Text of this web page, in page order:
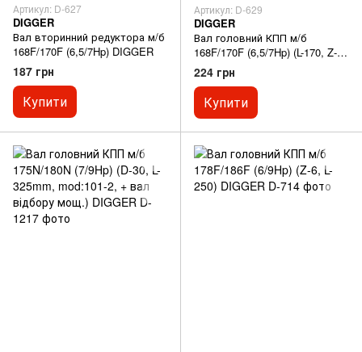
Артикул: D-627
DIGGER
Вал вторинний редуктора м/б
168F/170F (6,5/7Hp) DIGGER
187 грн
Купити
Артикул: D-629
DIGGER
Вал головний КПП м/б
168F/170F (6,5/7Hp) (L-170, Z-6)
DIGGER
224 грн
Купити